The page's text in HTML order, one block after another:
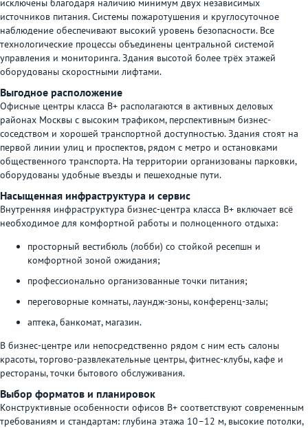
исключены благодаря наличию минимум двух независимых
источников питания. Системы пожаротушения и круглосуточное
наблюдение обеспечивают высокий уровень безопасности. Все
технологические процессы объединены центральной системой
управления и мониторинга. Здания высотой более трёх этажей
оборудованы скоростными лифтами.
Выгодное расположение
Офисные центры класса В+ располагаются в активных деловых
районах Москвы с высоким трафиком, перспективным бизнес-
соседством и хорошей транспортной доступностью. Здания стоят на
первой линии улиц и проспектов, рядом с метро и остановками
общественного транспорта. На территории организованы парковки,
оборудованы удобные въезды и пешеходные пути.
Насыщенная инфраструктура и сервис
Внутренняя инфраструктура бизнес-центра класса В+ включает всё
необходимое для комфортной работы и полноценного отдыха:
просторный вестибюль (лобби) со стойкой ресепшн и
комфортной зоной ожидания;
профессионально организованные точки питания;
переговорные комнаты, лаундж-зоны, конференц-залы;
аптека, банкомат, магазин.
В бизнес-центре или непосредственно рядом с ним есть салоны
красоты, торгово-развлекательные центры, фитнес-клубы, кафе и
рестораны, точки бытового обслуживания.
Выбор форматов и планировок
Конструктивные особенности офисов В+ соответствуют современным
требованиям и стандартам: глубина этажа 10–12 м, высокие потолки,